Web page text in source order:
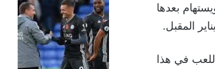
بعدها
المقبل.
في هذا